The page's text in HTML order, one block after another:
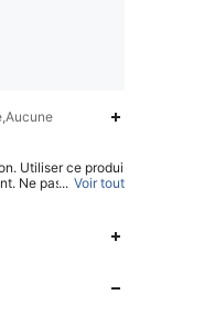
Utiliser ce produi
Ne pas utiliser le
ou
... Voir tout